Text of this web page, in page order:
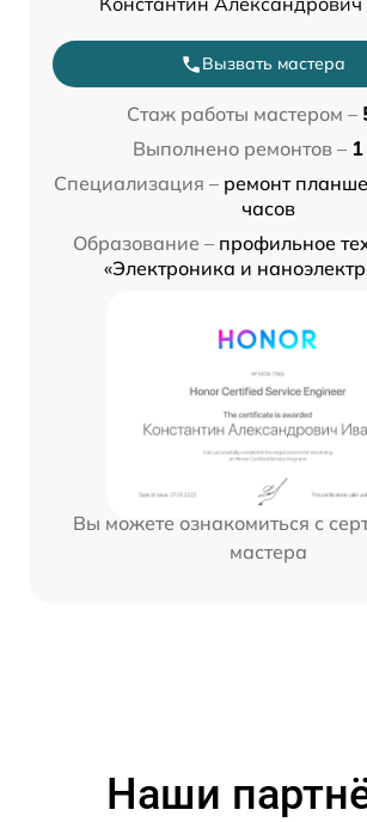
Вызвать мастера
Стаж работы мастером –
Выполнено ремонтов –
Специализация – ремонт
часов
Образование – профильное
«Электроника и
Вы можете ознакомиться с
мастера
Наши